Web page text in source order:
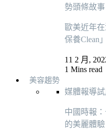
勢頭條故事
歐美近年
保養Clean
11 2 月,
1 Mins read
美容趨勢
媒體報導
中國時報
的美麗體驗